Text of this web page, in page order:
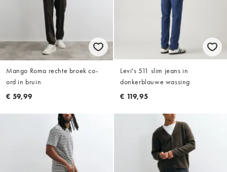
Mango Roma rechte broek co-
ord in bruin
€ 59,99
Levi's 511 slim jeans in
donkerblauwe wassing
€ 119,95